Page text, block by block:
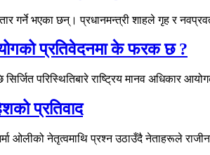
गर्ने भएका छन्। प्रधानमन्त्री शाहले गृह र
प्रतिवेदनमा के फरक छ ?
परिस्थितिबारे राष्ट्रिय मानव अधिकार
प्रतिवाद
ओलीको नेतृत्वमाथि प्रश्न उठाउँदै नेताहरूले